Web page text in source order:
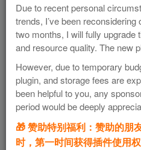
还有存档文件：导入后可将身高
有无限VC币
注意：
IPA自签安装用户，首
络弹窗，请选择不连接网络，
式，完全进入后再联网，否则
直链下载地址的资源还在上传
Due to recent personal
trends, I’ve been
two months, I will fully upgrade
and resource quality. The new
However, due to temporary
plugin, and storage fees are
been helpful to you, any
period would be deeply
🎁 赞助特别福利：赞助的朋
时，第一时间获得插件使用